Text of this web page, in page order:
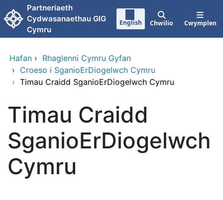
Neidio i'r prif gynnwy
Partneriaeth
Cydwasanaethau GIG
Cymru
English Chwilio Cwymplen
Hafan › Rhaglenni Cymru Gyfan
› Croeso i SganioErDiogelwch Cymru
› Timau Craidd SganioErDiogelwch Cymru
Timau Craidd
SganioErDiogelwch
Cymru